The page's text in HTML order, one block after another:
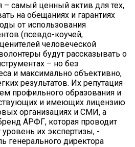
– самый ценный актив для тех,
на обещаниях и гарантиях
от использования
(псевдо-коучей,
человеческой
будут рассказывать о
– но без
и максимально объективно,
результатов. Их репутация
профильного образования и
и имеющих лицензию
организациях и СМИ, а
АРФГ, которая проводит
их экспертизы, -
генерального директора